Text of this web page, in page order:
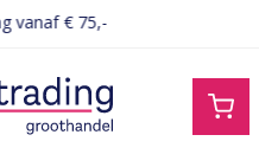
vanaf € 75,-